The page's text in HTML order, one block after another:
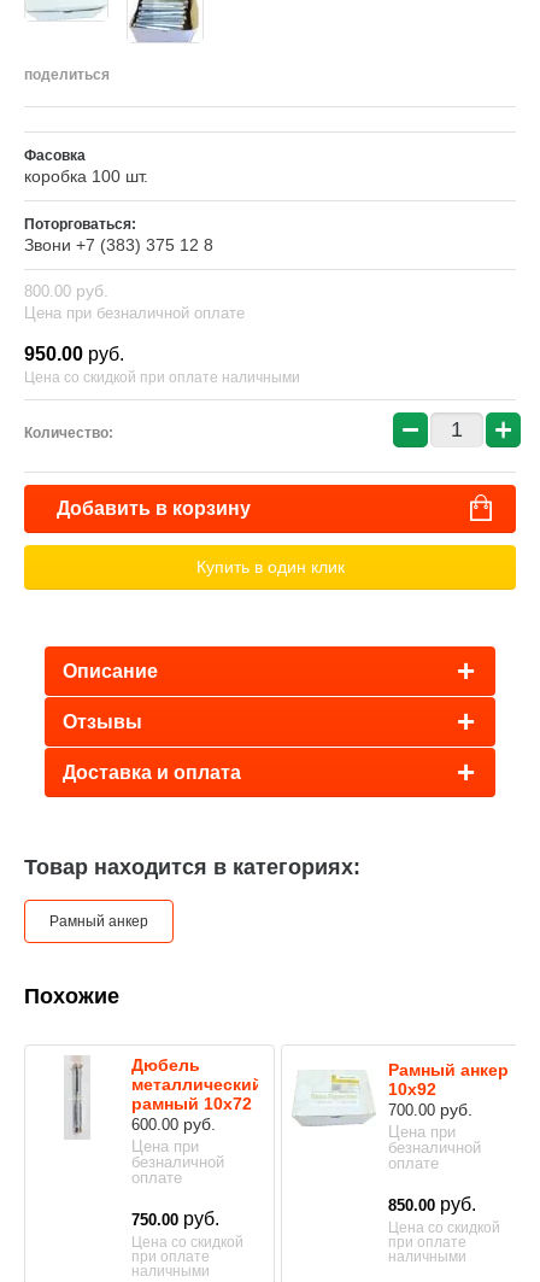
поделиться
Фасовка
коробка 100 шт.
Поторговаться:
Звони +7 (383) 375 12 8
800.00 руб.
Цена при безналичной оплате
950.00 руб.
Цена со скидкой при оплате наличными
Количество: − +
Добавить в корзину
Купить в один клик
Описание
Отзывы
Доставка и оплата
Товар находится в категориях:
Рамный анкер
Похожие
Дюбель
металлический
рамный 10х72
600.00 руб.
Цена при
безналичной
оплате
750.00 руб.
Цена со скидкой
при оплате
наличными
Рамный анкер
10х92
700.00 руб.
Цена при
безналичной
оплате
850.00 руб.
Цена со скидкой
при оплате
наличными